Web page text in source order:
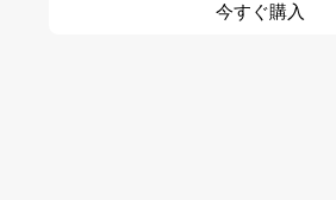
今すぐ購入